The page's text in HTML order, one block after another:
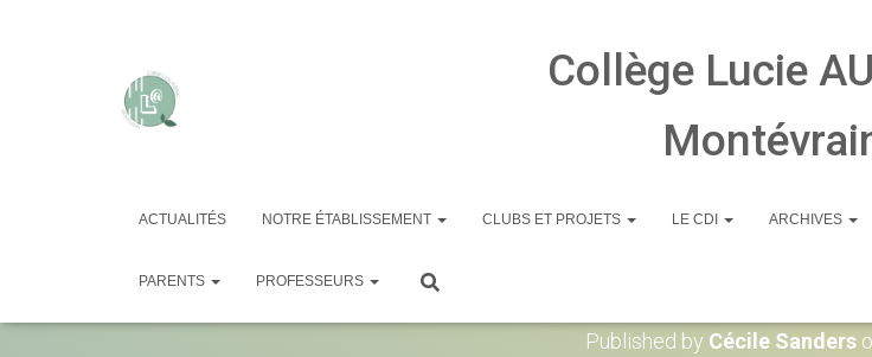
Collège Lucie
ACTUALITÉS NOTRE ÉTABLISSEMENT CLUBS ET PROJETS LE CDI ARCHIVES
PARENTS PROFESSEURS
Published by Cécile Sanders